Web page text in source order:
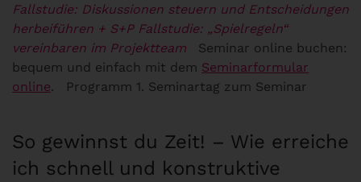
Fallstudie: Diskussionen steuern und Entscheidungen
herbeiführen + S+P Fallstudie: „Spielregeln“
vereinbaren im Projektteam Seminar online buchen:
bequem und einfach mit dem Seminarformular
online. Programm 1. Seminartag zum Seminar
So gewinnst du Zeit! – Wie erreiche
ich schnell und konstruktive